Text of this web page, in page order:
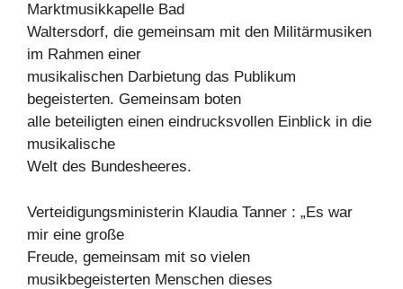
Marktmusikkapelle Bad
Waltersdorf, die gemeinsam mit den Militärmusiken
im Rahmen einer
musikalischen Darbietung das Publikum
begeisterten. Gemeinsam boten
alle beteiligten einen eindrucksvollen Einblick in die
musikalische
Welt des Bundesheeres.
Verteidigungsministerin Klaudia Tanner : „Es war
mir eine große
Freude, gemeinsam mit so vielen
musikbegeisterten Menschen dieses